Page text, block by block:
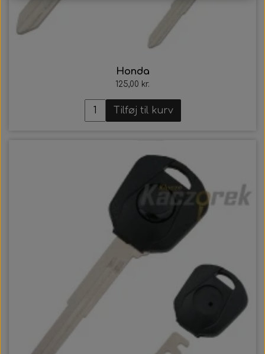
Honda
125,00 kr.
Tilføj til kurv